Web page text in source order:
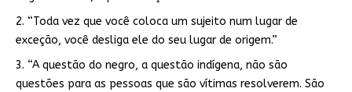
2. “Toda vez que você coloca um sujeito num lugar de
exceção, você desliga ele do seu lugar de origem.”
3. “A questão do negro, a questão indígena, não são
questões para as pessoas que são vítimas resolverem. São